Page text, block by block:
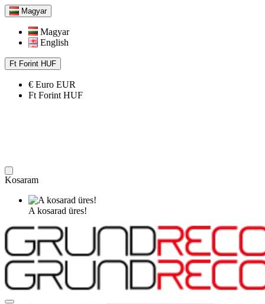
Magyar
Magyar
English
Ft Forint HUF
€ Euro EUR
Ft Forint HUF
Kosaram
A kosarad üres!